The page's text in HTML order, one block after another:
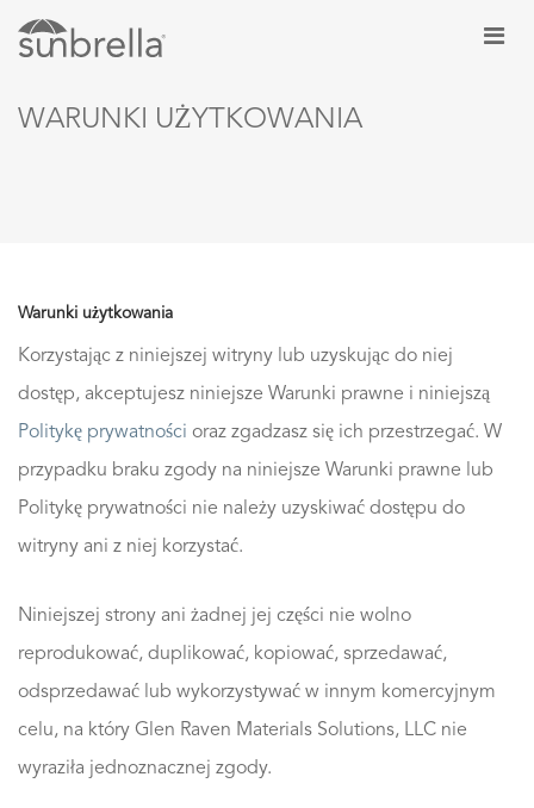
WARUNKI UŻYTKOWANIA
Warunki użytkowania
Korzystając z niniejszej witryny lub uzyskując do niej
dostęp, akceptujesz niniejsze Warunki prawne i niniejszą
Politykę prywatności oraz zgadzasz się ich przestrzegać. W
przypadku braku zgody na niniejsze Warunki prawne lub
Politykę prywatności nie należy uzyskiwać dostępu do
witryny ani z niej korzystać.
Niniejszej strony ani żadnej jej części nie wolno
reprodukować, duplikować, kopiować, sprzedawać,
odsprzedawać lub wykorzystywać w innym komercyjnym
celu, na który Glen Raven Materials Solutions, LLC nie
wyraziła jednoznacznej zgody.